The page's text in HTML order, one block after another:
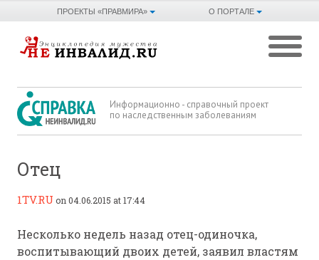
О ПОРТАЛЕ
ПРОЕКТЫ «ПРАВМИРА»
Информационно - справочный проект
по наследственным заболеваниям
Отец
1TV.RU on 04.06.2015 at 17:44
Несколько недель назад отец-одиночка,
воспитывающий двоих детей, заявил властям